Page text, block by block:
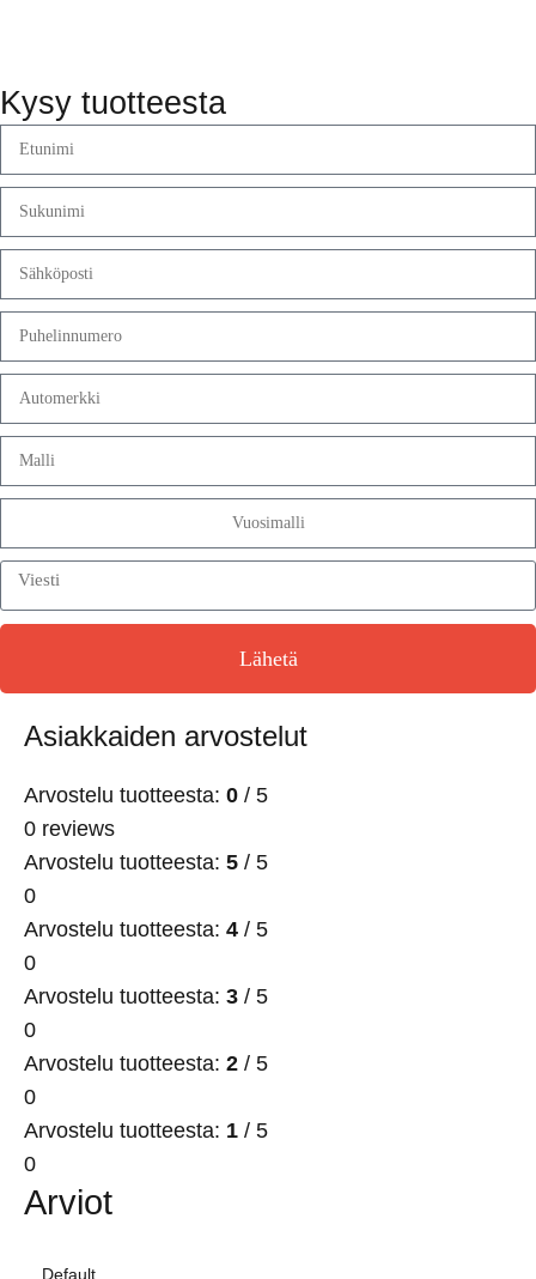
Kysy tuotteesta
Lähetä
Asiakkaiden arvostelut
Arvostelu tuotteesta: 0 / 5
0 reviews
Arvostelu tuotteesta: 5 / 5
0
Arvostelu tuotteesta: 4 / 5
0
Arvostelu tuotteesta: 3 / 5
0
Arvostelu tuotteesta: 2 / 5
0
Arvostelu tuotteesta: 1 / 5
0
Arviot